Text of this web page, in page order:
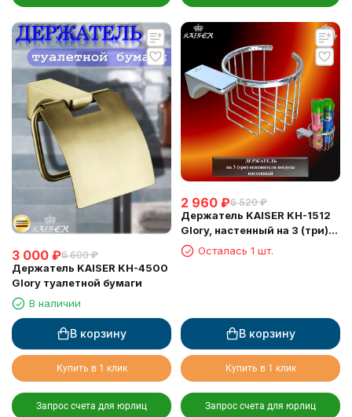
3 000 ₽6 600 ₽
Держатель KAISER KH-4500
Glory туалетной бумаги
В наличии
В корзину
Купить в 1 клик
Запрос счета для юрлиц
2 960 ₽6 520 ₽
Держатель KAISER KH-1512
Glory, настенный на 3 (три)
освежителя воздуха
Осталась 1 шт.
В корзину
Купить в 1 клик
Запрос счета для юрлиц